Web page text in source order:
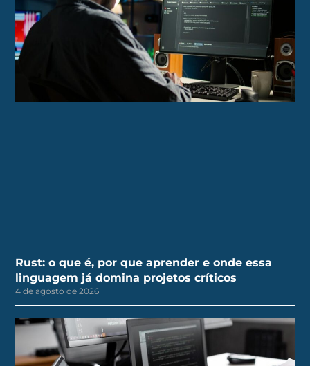
Rust: o que é, por que aprender e onde essa
linguagem já domina projetos críticos
4 de agosto de 2026